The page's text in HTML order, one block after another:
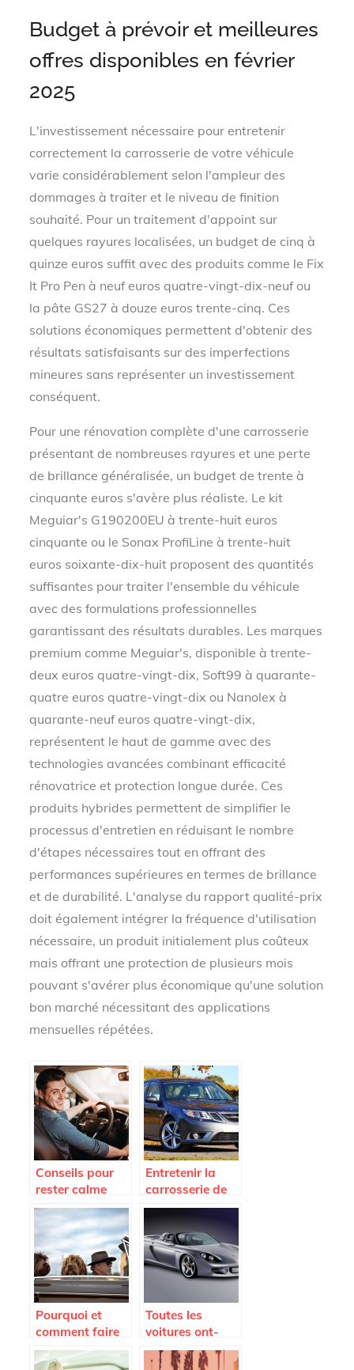
Budget à prévoir et meilleures
offres disponibles en février
2025
L'investissement nécessaire pour entretenir
correctement la carrosserie de votre véhicule
varie considérablement selon l'ampleur des
dommages à traiter et le niveau de finition
souhaité. Pour un traitement d'appoint sur
quelques rayures localisées, un budget de cinq à
quinze euros suffit avec des produits comme le Fix
It Pro Pen à neuf euros quatre-vingt-dix-neuf ou
la pâte GS27 à douze euros trente-cinq. Ces
solutions économiques permettent d'obtenir des
résultats satisfaisants sur des imperfections
mineures sans représenter un investissement
conséquent.
Pour une rénovation complète d'une carrosserie
présentant de nombreuses rayures et une perte
de brillance généralisée, un budget de trente à
cinquante euros s'avère plus réaliste. Le kit
Meguiar's G190200EU à trente-huit euros
cinquante ou le Sonax ProfiLine à trente-huit
euros soixante-dix-huit proposent des quantités
suffisantes pour traiter l'ensemble du véhicule
avec des formulations professionnelles
garantissant des résultats durables. Les marques
premium comme Meguiar's, disponible à trente-
deux euros quatre-vingt-dix, Soft99 à quarante-
quatre euros quatre-vingt-dix ou Nanolex à
quarante-neuf euros quatre-vingt-dix,
représentent le haut de gamme avec des
technologies avancées combinant efficacité
rénovatrice et protection longue durée. Ces
produits hybrides permettent de simplifier le
processus d'entretien en réduisant le nombre
d'étapes nécessaires tout en offrant des
performances supérieures en termes de brillance
et de durabilité. L'analyse du rapport qualité-prix
doit également intégrer la fréquence d'utilisation
nécessaire, un produit initialement plus coûteux
mais offrant une protection de plusieurs mois
pouvant s'avérer plus économique qu'une solution
bon marché nécessitant des applications
mensuelles répétées.
Conseils pour
rester calme
pendant
l’épreuve de
conduite
Entretenir la
carrosserie de
sa voiture
électrique: une
tâche délicate
Pourquoi et
comment faire
sa carte grise
en ligne ?
Toutes les
voitures ont-
elles besoin de
papiers ?